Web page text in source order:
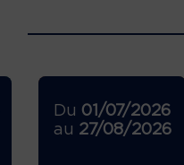
Du 01/07/2026
au 27/08/2026